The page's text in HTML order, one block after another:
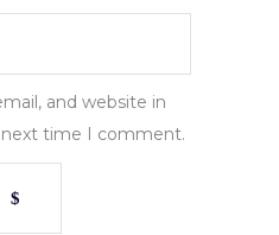
and website in
time I comment.